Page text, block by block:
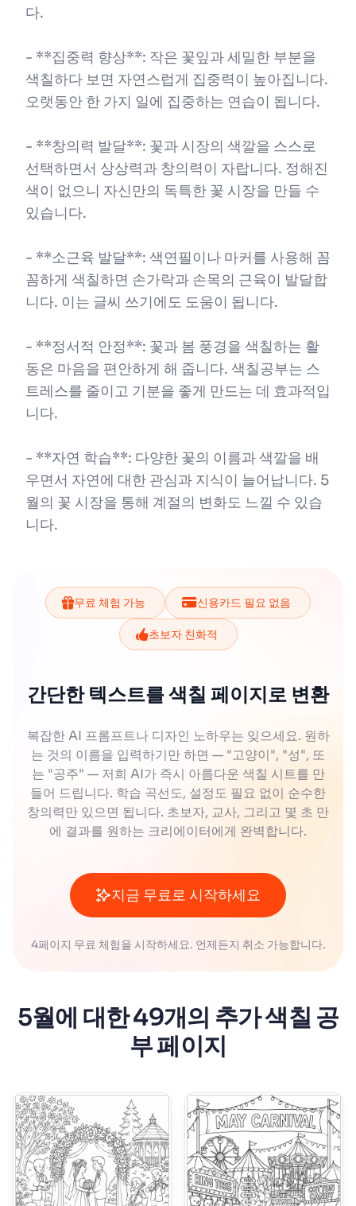
다.
- **집중력 향상**: 작은 꽃잎과 세밀한 부분을
색칠하다 보면 자연스럽게 집중력이 높아집니다.
오랫동안 한 가지 일에 집중하는 연습이 됩니다.
- **창의력 발달**: 꽃과 시장의 색깔을 스스로
선택하면서 상상력과 창의력이 자랍니다. 정해진
색이 없으니 자신만의 독특한 꽃 시장을 만들 수
있습니다.
- **소근육 발달**: 색연필이나 마커를 사용해 꼼
꼼하게 색칠하면 손가락과 손목의 근육이 발달합
니다. 이는 글씨 쓰기에도 도움이 됩니다.
- **정서적 안정**: 꽃과 봄 풍경을 색칠하는 활
동은 마음을 편안하게 해 줍니다. 색칠공부는 스
트레스를 줄이고 기분을 좋게 만드는 데 효과적입
니다.
- **자연 학습**: 다양한 꽃의 이름과 색깔을 배
우면서 자연에 대한 관심과 지식이 늘어납니다. 5
월의 꽃 시장을 통해 계절의 변화도 느낄 수 있습
니다.
무료 체험 가능 신용카드 필요 없음
초보자 친화적
간단한 텍스트를 색칠 페이지로 변환
복잡한 AI 프롬프트나 디자인 노하우는 잊으세요. 원하
는 것의 이름을 입력하기만 하면 — "고양이", "성", 또
는 "공주" — 저희 AI가 즉시 아름다운 색칠 시트를 만
들어 드립니다. 학습 곡선도, 설정도 필요 없이 순수한
창의력만 있으면 됩니다. 초보자, 교사, 그리고 몇 초 만
에 결과를 원하는 크리에이터에게 완벽합니다.
지금 무료로 시작하세요
4페이지 무료 체험을 시작하세요. 언제든지 취소 가능합니다.
5월에 대한 49개의 추가 색칠 공
부 페이지